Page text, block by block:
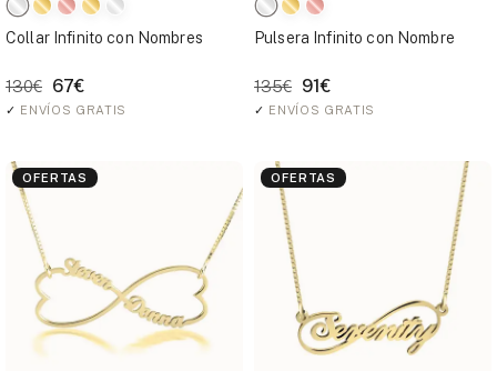
Collar Infinito con Nombres
130€ 67€
✓ ENVÍOS GRATIS
Pulsera Infinito con Nombre
135€ 91€
✓ ENVÍOS GRATIS
OFERTAS OFERTAS